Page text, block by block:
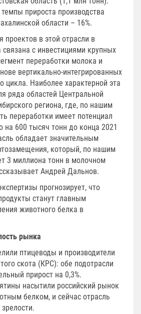
прироста производства
области – 16%.
проектов в этой отрасли в
с инвестициями крупных
переработки молока и
вертикально-интегрированных
цикла. Наиболее характерной эта
ряда областей Центральной
региона, где, по нашим
переработки имеет потенциал
на 600 тысяч тонн до конца 2021
обладает значительным
который, по нашим
3 миллиона тонн в молочном
Андрей Дальнов.
прогнозирует, что
станут главным
животного белка в
рынка
птицеводы и производители
скота (КРС): обе подотрасли
прирост на 0,3%.
насытили российский рынок
белком, и сейчас отрасль